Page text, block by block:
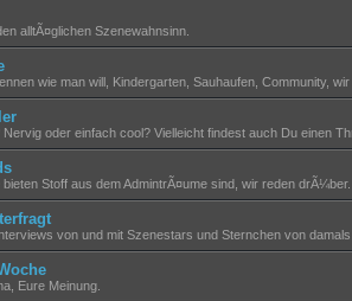
alltÃ¤glichen Szenewahnsinn.
wie man will, Kindergarten, Sauhaufen, Community,
Nervig oder einfach cool? Vielleicht findest auch Du einen
Stoff aus dem AdmintrÃ¤ume sind, wir reden drÃ¼ber.
von und mit Szenestars und Sternchen von
Eure Meinung.